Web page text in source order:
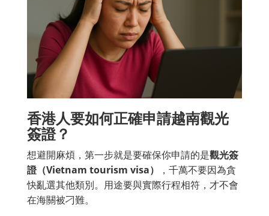
香港人要如何正確申請越南觀光
簽證？
想避開麻煩，第一步就是要確保你申請的是觀光簽
證（Vietnam tourism visa）
，千萬不要因為貪
快亂選其他類別。用途要與實際行程相符，才不會
在海關被刁難。